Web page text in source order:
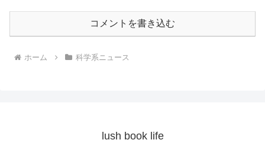
コメントを書き込む
ホーム 科学系ニュース
lush book life